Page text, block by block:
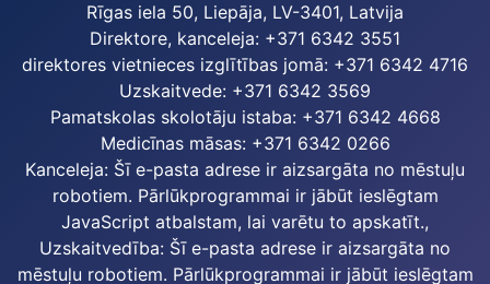
Rīgas iela 50, Liepāja, LV-3401, Latvija
Direktore, kanceleja: +371 6342 3551
direktores vietnieces izglītības jomā: +371 6342 4716
Uzskaitvede: +371 6342 3569
Pamatskolas skolotāju istaba: +371 6342 4668
Medicīnas māsas: +371 6342 0266
Kanceleja: Šī e-pasta adrese ir aizsargāta no mēstuļu
robotiem. Pārlūkprogrammai ir jābūt ieslēgtam
JavaScript atbalstam, lai varētu to apskatīt.,
Uzskaitvedība: Šī e-pasta adrese ir aizsargāta no
mēstuļu robotiem. Pārlūkprogrammai ir jābūt ieslēgtam